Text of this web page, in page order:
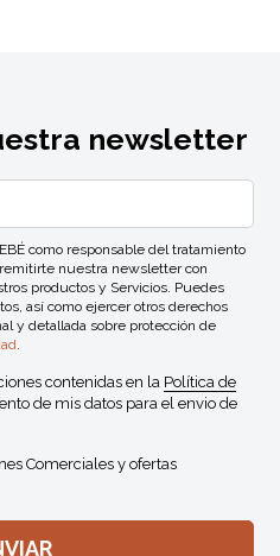
newsletter
como responsable del tratamiento
nuestra newsletter con
productos y Servicios. Puedes
así como ejercer otros derechos
y detallada sobre protección de
contenidas en la Política de
de mis datos para el envio de
Comerciales y ofertas